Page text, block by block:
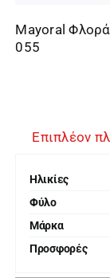
Mayoral
055
Επιπλέον
Ηλικίες
Φύλο
Μάρκα
Προσφορές